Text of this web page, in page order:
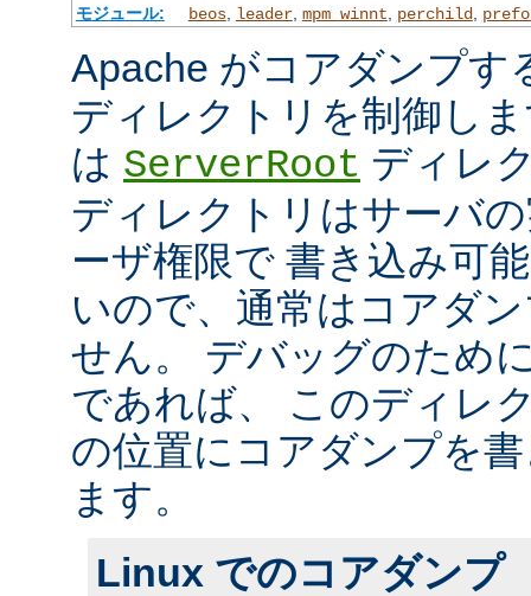
モジュール: beos, leader, mpm_winnt perchild,
Apache がコアダンプす
ディレクトリを制御し
は ServerRoot ディレ
ディレクトリはサーバ
ーザ権限で 書き込み可
いので、通常はコアダ
せん。 デバッグのため
であれば、 このディレ
の位置にコアダンプを
ます。
Linux でのコアダンプ